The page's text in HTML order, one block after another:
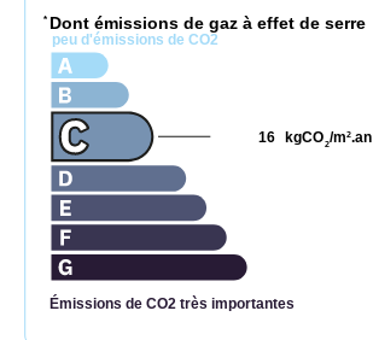
* Dont émissions de gaz à effet de serre
peu d'émissions de CO2
Émissions de CO2 très importantes
kgCO2/m2.an
16